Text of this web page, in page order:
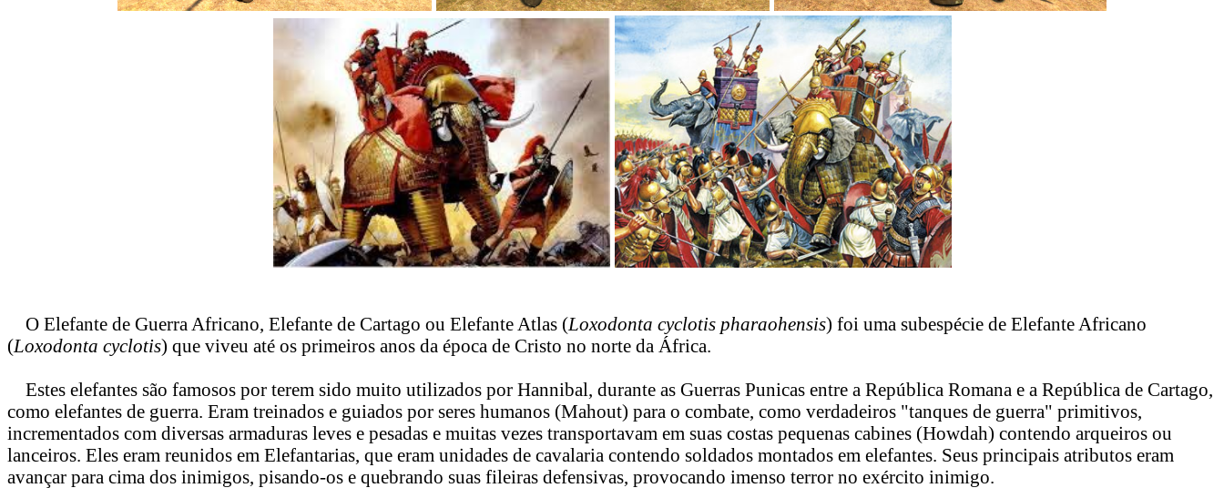
O Elefante de Guerra Africano, Elefante de Cartago ou Elefante Atlas (Loxodonta cyclotis pharaohensis) foi uma subespécie de Elefante Africano
(Loxodonta cyclotis) que viveu até os primeiros anos da época de Cristo no norte da África.
Estes elefantes são famosos por terem sido muito utilizados por Hannibal, durante as Guerras Punicas entre a República Romana e a República de Cartago,
como elefantes de guerra. Eram treinados e guiados por seres humanos (Mahout) para o combate, como verdadeiros "tanques de guerra" primitivos,
incrementados com diversas armaduras leves e pesadas e muitas vezes transportavam em suas costas pequenas cabines (Howdah) contendo arqueiros ou
lanceiros. Eles eram reunidos em Elefantarias, que eram unidades de cavalaria contendo soldados montados em elefantes. Seus principais atributos eram
avançar para cima dos inimigos, pisando-os e quebrando suas fileiras defensivas, provocando imenso terror no exército inimigo.